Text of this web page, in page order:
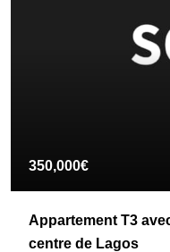
350,000€
Appartement T3
centre de Lagos